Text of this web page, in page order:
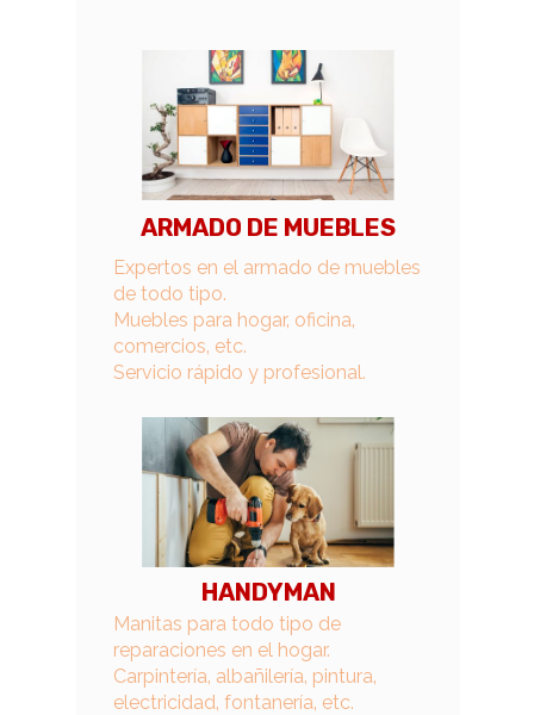
ARMADO DE MUEBLES
Expertos en el armado de muebles
de todo tipo.
Muebles para hogar, oficina,
comercios, etc.
Servicio rápido y profesional.
HANDYMAN
Manitas para todo tipo de
reparaciones en el hogar.
Carpintería, albañilería, pintura,
electricidad, fontanería, etc.